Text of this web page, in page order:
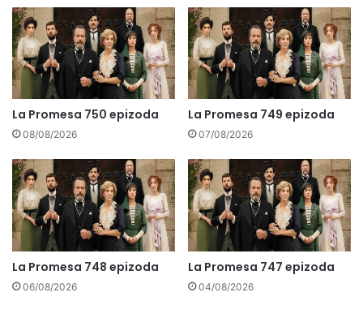
La Promesa 750 epizoda
08/08/2026
La Promesa 749 epizoda
07/08/2026
La Promesa 748 epizoda
06/08/2026
La Promesa 747 epizoda
04/08/2026